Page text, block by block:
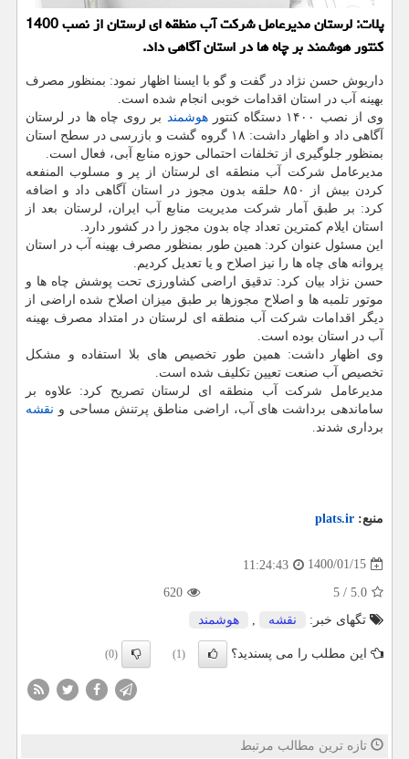
پلات: لرستان مدیرعامل شرکت آب منطقه ای لرستان از نصب 1400
کنتور هوشمند بر چاه ها در استان آگاهی داد.
داریوش حسن نژاد در گفت و گو با ایسنا اظهار نمود: بمنظور مصرف
بهینه آب در استان اقدامات خوبی انجام شده است.
وی از نصب ۱۴۰۰ دستگاه کنتور
هوشمند بر روی چاه ها در لرستان
آگاهی داد و اظهار داشت: ۱۸ گروه گشت و بازرسی در سطح استان
بمنظور جلوگیری از تخلفات احتمالی حوزه منابع آبی، فعال است.
مدیرعامل شرکت آب منطقه ای لرستان از پر و مسلوب المنفعه
کردن بیش از ۸۵۰ حلقه بدون مجوز در استان آگاهی داد و اضافه
کرد: بر طبق آمار شرکت مدیریت منابع آب ایران، لرستان بعد از
استان ایلام کمترین تعداد چاه بدون مجوز را در کشور دارد.
این مسئول عنوان کرد: همین طور بمنظور مصرف بهینه آب در استان
پروانه های چاه ها را نیز اصلاح و یا تعدیل کردیم.
حسن نژاد بیان کرد: تدقیق اراضی کشاورزی تحت پوشش چاه ها و
موتور تلمبه ها و اصلاح مجوزها بر طبق میزان اصلاح شده اراضی از
دیگر اقدامات شرکت آب منطقه ای لرستان در امتداد مصرف بهینه
آب در استان بوده است.
وی اظهار داشت: همین طور تخصیص های بلا استفاده و مشکل
تخصیص آب صنعت تعیین تکلیف شده است.
مدیرعامل شرکت آب منطقه ای لرستان تصریح کرد: علاوه بر
ساماندهی برداشت های آب، اراضی مناطق پرتنش مساحی و نقشه
برداری شدند.
منبع: plats.ir
1400/01/15
11:24:43
5.0
/
5
620
تگهای خبر:
نقشه هوشمند
این مطلب را می پسندید؟ (1)
(0)
تازه ترین مطالب مرتبط